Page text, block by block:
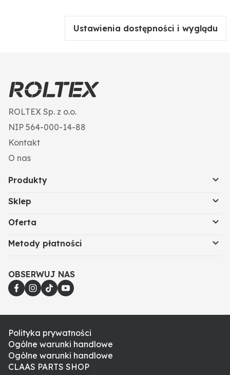
Ustawienia dostępności i wyglądu
ROLTEX Sp. z o.o.
NIP 564-000-14-88
Kontakt
O nas
Produkty
Sklep
Oferta
Metody płatności
OBSERWUJ NAS
Polityka prywatności
Ogólne warunki handlowe
Ogólne warunki handlowe
CLAAS PARTS SHOP